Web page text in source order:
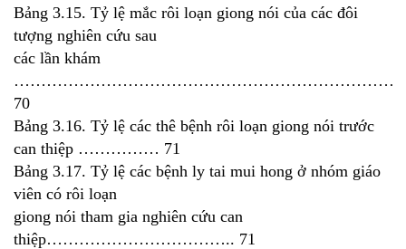
Bảng 3.15. Tỷ lệ mắc rôi loạn giong nói của các đôi
tượng nghiên cứu sau
các lần khám
70
Bảng 3.16. Tỷ lệ các thê bệnh rôi loạn giong nói trước
can thiệp …………… 71
Bảng 3.17. Tỷ lệ các bệnh ly tai mui hong ở nhóm giáo
viên có rôi loạn
giong nói tham gia nghiên cứu can
thiệp…………………………….. 71